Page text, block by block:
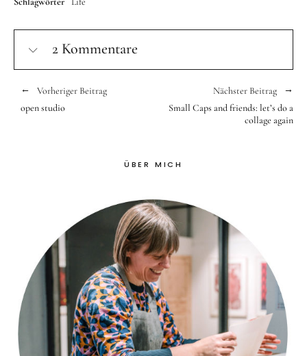
2 Kommentare
Vorheriger Beitrag
open studio
Nächster Beitrag
Small Caps and friends: let’s do a
collage again
ÜBER MICH